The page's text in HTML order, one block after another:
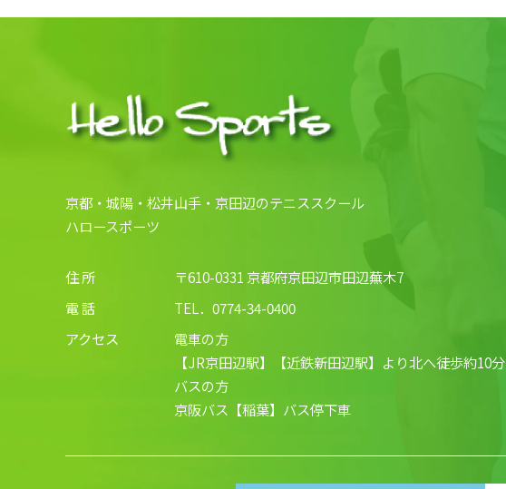
京都・城陽・松井山手・京田辺のテニススクール
ハロースポーツ
住 所
〒610-0331 京都府京田辺市田辺蕪木7
電 話
TEL． 0774-34-0400
アクセス
電車の方
【JR京田辺駅】【近鉄新田辺駅】より北へ徒歩約10分
バスの方
京阪バス【稲葉】バス停下車